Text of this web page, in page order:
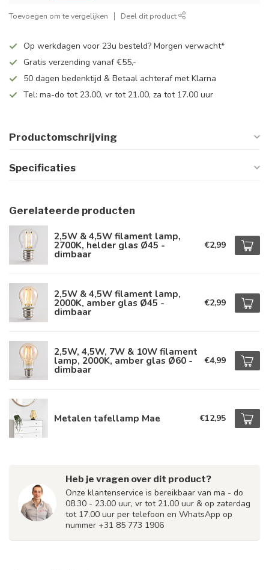
Toevoegen om te vergelijken Deel dit product
Op werkdagen voor 23u besteld? Morgen verwacht*
Gratis verzending vanaf €55,-
50 dagen bedenktijd & Betaal achteraf met Klarna
Tel: ma-do tot 23.00, vr tot 21.00, za tot 17.00 uur
Productomschrijving
Specificaties
Gerelateerde producten
2,5W & 4,5W filament lamp,
2700K, helder glas Ø45 -
dimbaar
€2,99
2,5W & 4,5W filament lamp,
2000K, amber glas Ø45 -
dimbaar
€2,99
2,5W, 4,5W, 7W & 10W filament
lamp, 2000K, amber glas Ø60 -
dimbaar
€4,99
Metalen tafellamp Mae €12,95
Heb je vragen over dit product?
Onze klantenservice is bereikbaar van ma - do
08.30 - 23.00 uur, vr tot 21.00 uur & op zaterdag
tot 17.00 uur per telefoon en WhatsApp op
nummer +31 85 773 1906